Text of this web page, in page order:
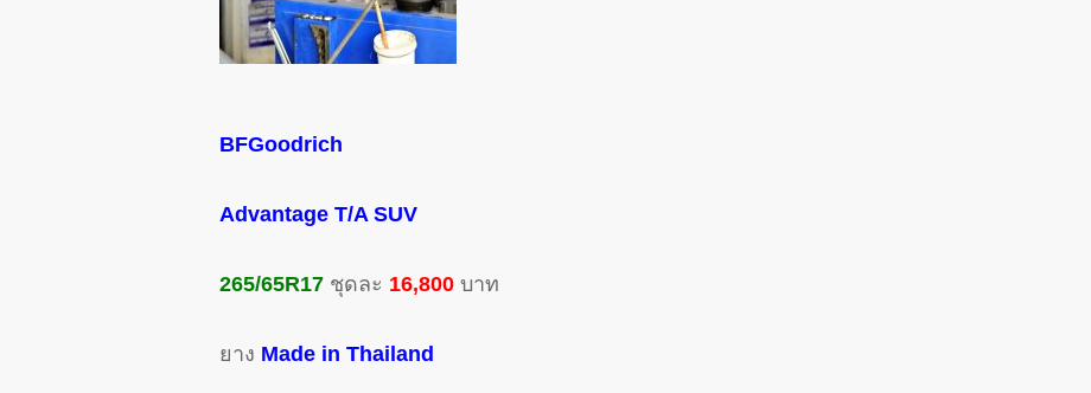
BFGoodrich
Advantage T/A SUV
265/65R17 ชุดละ 16,800 บาท
ยาง Made in Thailand